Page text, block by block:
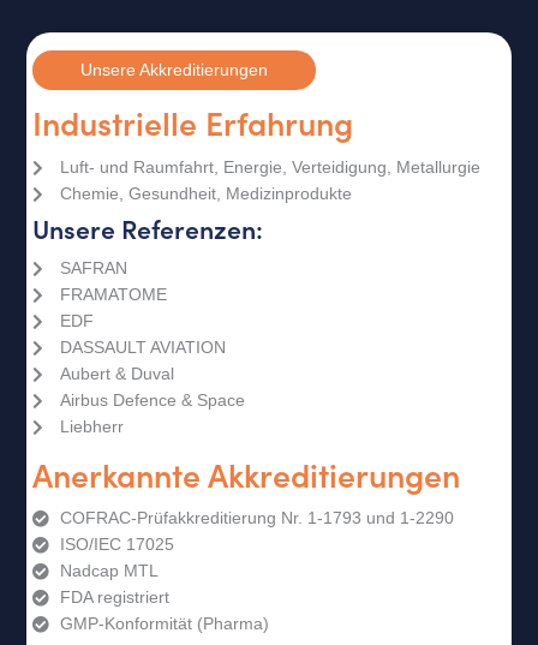
Unsere Akkreditierungen
Industrielle Erfahrung
Luft- und Raumfahrt, Energie, Verteidigung, Metallurgie
Chemie, Gesundheit, Medizinprodukte
Unsere Referenzen:
SAFRAN
FRAMATOME
EDF
DASSAULT AVIATION
Aubert & Duval
Airbus Defence & Space
Liebherr
Anerkannte Akkreditierungen
COFRAC-Prüfakkreditierung Nr. 1-1793 und 1-2290​
ISO/IEC 17025​
Nadcap MTL​
FDA registriert​
GMP-Konformität (Pharma)​